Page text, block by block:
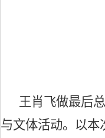
王肖飞做最后
与文体活动。以本